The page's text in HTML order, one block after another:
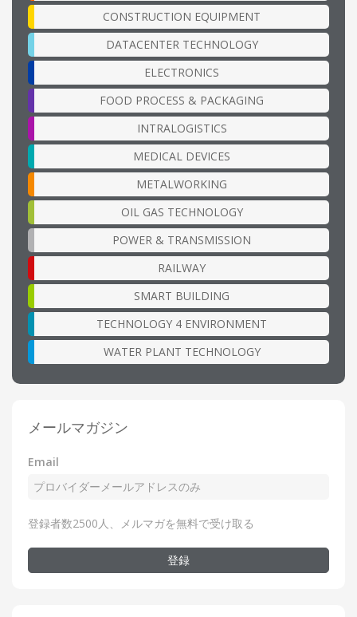
CONSTRUCTION EQUIPMENT
DATACENTER TECHNOLOGY
ELECTRONICS
FOOD PROCESS & PACKAGING
INTRALOGISTICS
MEDICAL DEVICES
METALWORKING
OIL GAS TECHNOLOGY
POWER & TRANSMISSION
RAILWAY
SMART BUILDING
TECHNOLOGY 4 ENVIRONMENT
WATER PLANT TECHNOLOGY
メールマガジン
Email
登録者数2500人、メルマガを無料で受け取る
登録